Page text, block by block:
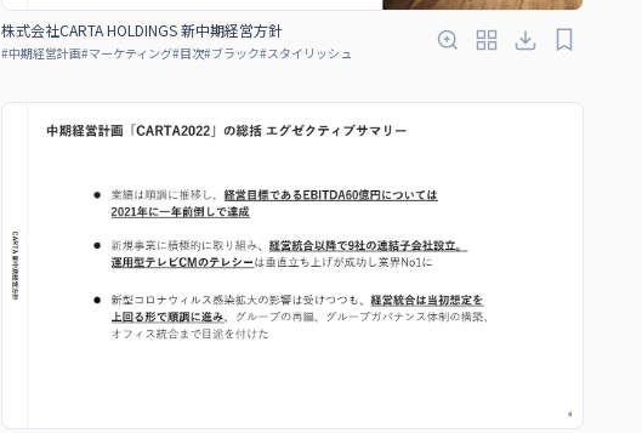
株式会社CARTA HOLDINGS 新中期経営方針
#中期経営計画#マーケティング#目次#ブラック#スタイリッシュ